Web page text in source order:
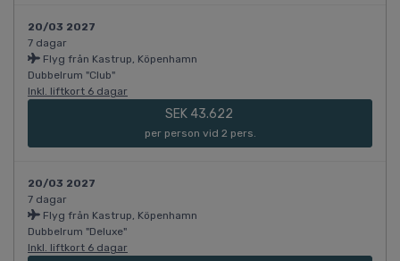
20/03 2027
7 dagar
Flyg från Kastrup, Köpenhamn
Dubbelrum "Club"
Inkl. liftkort 6 dagar
SEK 43.622
per person vid 2 pers.
20/03 2027
7 dagar
Flyg från Kastrup, Köpenhamn
Dubbelrum "Deluxe"
Inkl. liftkort 6 dagar